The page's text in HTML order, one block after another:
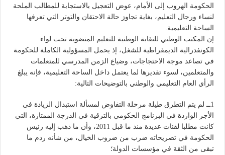
الحكومة الهروب إلى الأمام، عوض التعجيل بالاستجابة للمطالب الملحة
لنساء ورجال التعليم، بغاية تجاوز حالة الاحتقان والتوتر التي تعرفها
الساحة التعليمية.
إن المكتب الوطني للنقابة الوطنية للتعليم المنضوية تحت لواء
الكونفدرالية الديمقراطية للشغل، إذ يحمل المسؤولية الكاملة للحكومة
في تصاعد موجة الاحتجاجات، وضياع الزمن المدرسي للمتعلمات
والمتعلمين، لسوء تقديرها لما يعتمل داخل الساحة التعليمية، فإنه يبلغ
الرأي العام التعليمي والوطني بالتوضيحات التالية:
1ــ لم يتم التطرق طيلة مرحلة التفاوض لمسألة استبدال الزيادة في
الأجر الواردة في البرنامج الحكومي بالترقية في الدرجة الممتازة، التي
كانت مطلبا لفئات عديدة منذ ما قبل 2011، وأن ما ذهب إليه رئيس
الحكومة في تصريحاته ضرب من ضروب الخيال، من شأنه ردم ما
تبقى من الثقة في مؤسسات الدولة؛